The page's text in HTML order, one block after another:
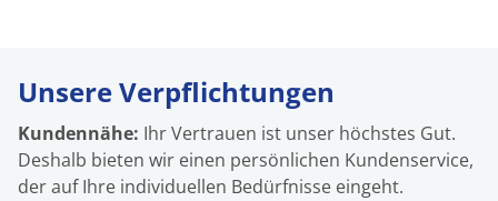
Unsere Verpflichtungen
Kundennähe: Ihr Vertrauen ist unser höchstes Gut.
Deshalb bieten wir einen persönlichen Kundenservice,
der auf Ihre individuellen Bedürfnisse eingeht.